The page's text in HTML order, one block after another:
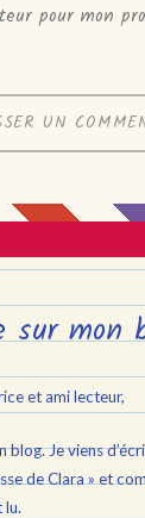
pour mon
sur mon
et ami lecteur,
blog. Je viens
de Clara » et
lu.